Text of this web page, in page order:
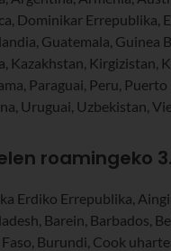
Dominikar Errepublika,
Guatemala, Guinea
Kazakhstan,
Paraguai, Peru, Puerto
Uruguai, Uzbekistan,
roamingeko
Erdiko Errepublika,
Barein, Barbados,
Burundi, Cook